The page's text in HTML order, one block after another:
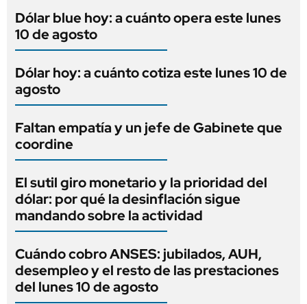
Dólar blue hoy: a cuánto opera este lunes
10 de agosto
Dólar hoy: a cuánto cotiza este lunes 10 de
agosto
Faltan empatía y un jefe de Gabinete que
coordine
El sutil giro monetario y la prioridad del
dólar: por qué la desinflación sigue
mandando sobre la actividad
Cuándo cobro ANSES: jubilados, AUH,
desempleo y el resto de las prestaciones
del lunes 10 de agosto